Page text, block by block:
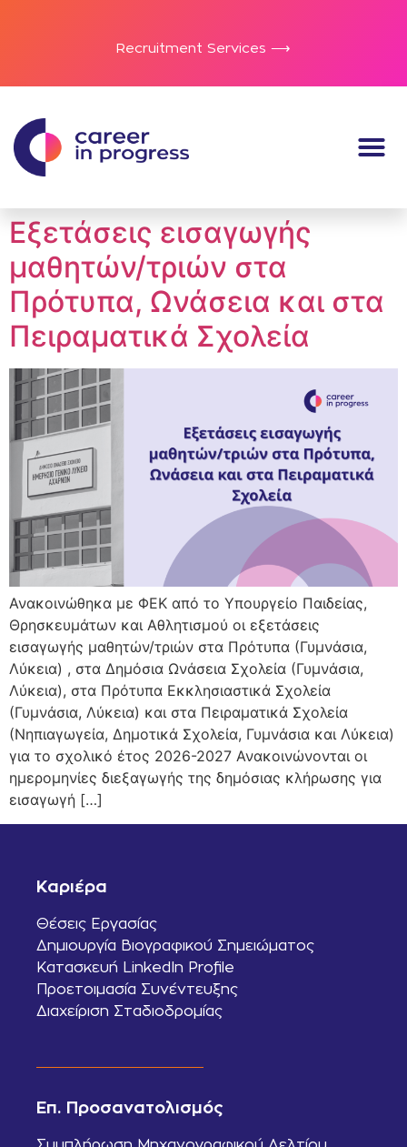
Recruitment Services ⟶
Εξετάσεις εισαγωγής
μαθητών/τριών στα
Πρότυπα, Ωνάσεια και στα
Πειραματικά Σχολεία
Ανακοινώθηκα με ΦΕΚ από το Υπουργείο Παιδείας,
Θρησκευμάτων και Αθλητισμού οι εξετάσεις
εισαγωγής μαθητών/τριών στα Πρότυπα (Γυμνάσια,
Λύκεια) , στα Δημόσια Ωνάσεια Σχολεία (Γυμνάσια,
Λύκεια), στα Πρότυπα Εκκλησιαστικά Σχολεία
(Γυμνάσια, Λύκεια) και στα Πειραματικά Σχολεία
(Νηπιαγωγεία, Δημοτικά Σχολεία, Γυμνάσια και Λύκεια)
για το σχολικό έτος 2026-2027 Ανακοινώνονται οι
ημερομηνίες διεξαγωγής της δημόσιας κλήρωσης για
εισαγωγή […]
Καριέρα
Θέσεις Εργασίας
Δημιουργία Βιογραφικού Σημειώματος
Κατασκευή LinkedIn Profile
Προετοιμασία Συνέντευξης
Διαχείριση Σταδιοδρομίας
Επ. Προσανατολισμός